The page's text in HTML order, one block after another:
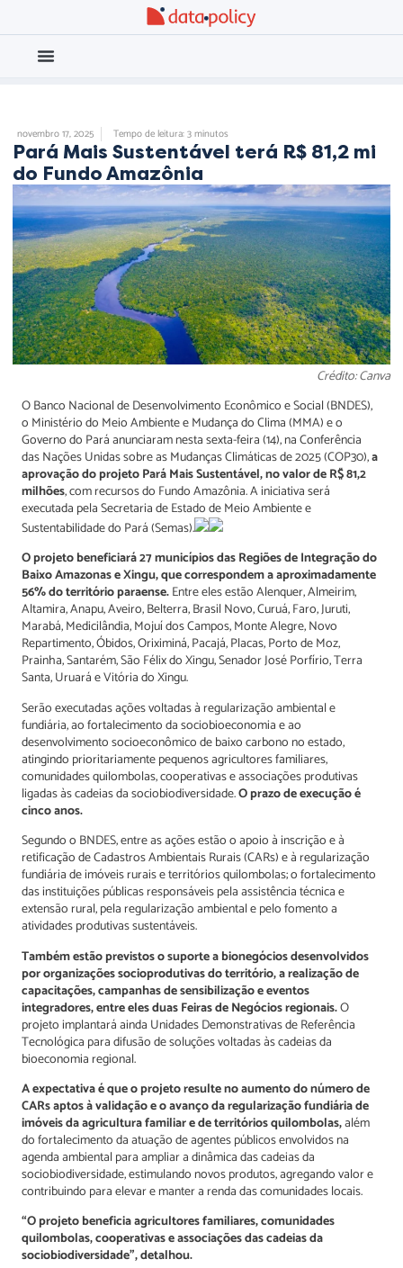
novembro 17, 2025 Tempo de leitura: 3 minutos
Pará Mais Sustentável terá R$ 81,2 mi
do Fundo Amazônia
Crédito: Canva
O Banco Nacional de Desenvolvimento Econômico e Social (BNDES),
o Ministério do Meio Ambiente e Mudança do Clima (MMA) e o
Governo do Pará anunciaram nesta sexta-feira (14), na Conferência
das Nações Unidas sobre as Mudanças Climáticas de 2025 (COP30),a
aprovação do projeto Pará Mais Sustentável, no valor de R$ 81,2
milhões, com recursos do Fundo Amazônia. A iniciativa será
executada pela Secretaria de Estado de Meio Ambiente e
Sustentabilidade do Pará (Semas).
O projeto beneficiará 27 municípios das Regiões de Integração do
Baixo Amazonas e Xingu, que correspondem a aproximadamente
56% do território paraense.Entre eles estão Alenquer, Almeirim,
Altamira, Anapu, Aveiro, Belterra, Brasil Novo, Curuá, Faro, Juruti,
Marabá, Medicilândia, Mojuí dos Campos, Monte Alegre, Novo
Repartimento, Óbidos, Oriximiná, Pacajá, Placas, Porto de Moz,
Prainha, Santarém, São Félix do Xingu, Senador José Porfírio, Terra
Santa, Uruará e Vitória do Xingu.
Serão executadas ações voltadas à regularização ambiental e
fundiária, ao fortalecimento da sociobioeconomia e ao
desenvolvimento socioeconômico de baixo carbono no estado,
atingindo prioritariamente pequenos agricultores familiares,
comunidades quilombolas, cooperativas e associações produtivas
ligadas às cadeias da sociobiodiversidade.O prazo de execução é
cinco anos.
Segundo o BNDES, entre as ações estão o apoio à inscrição e à
retificação de Cadastros Ambientais Rurais (CARs) e à regularização
fundiária de imóveis rurais e territórios quilombolas; o fortalecimento
das instituições públicas responsáveis pela assistência técnica e
extensão rural, pela regularização ambiental e pelo fomento a
atividades produtivas sustentáveis.
Também estão previstos o suporte a bionegócios desenvolvidos
por organizações socioprodutivas do território, a realização de
capacitações, campanhas de sensibilização e eventos
integradores, entre eles duas Feiras de Negócios regionais.O
projeto implantará ainda Unidades Demonstrativas de Referência
Tecnológica para difusão de soluções voltadas às cadeias da
bioeconomia regional.
A expectativa é que o projeto resulte no aumento do número de
CARs aptos à validação e o avanço da regularização fundiária de
imóveis da agricultura familiar e de territórios quilombolas,além
do fortalecimento da atuação de agentes públicos envolvidos na
agenda ambiental para ampliar a dinâmica das cadeias da
sociobiodiversidade, estimulando novos produtos, agregando valor e
contribuindo para elevar e manter a renda das comunidades locais.
“O projeto beneficia agricultores familiares, comunidades
quilombolas, cooperativas e associações das cadeias da
sociobiodiversidade”, detalhou.